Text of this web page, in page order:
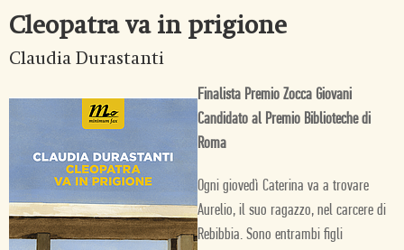
Cleopatra va in prigione
Claudia Durastanti
Finalista Premio Zocca Giovani
Candidato al Premio Biblioteche di
Roma
Ogni giovedì Caterina va a trovare
Aurelio, il suo ragazzo, nel carcere di
Rebibbia. Sono entrambi figli